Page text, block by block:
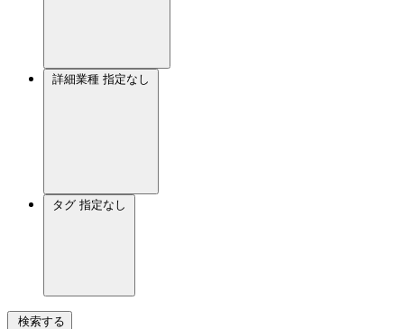
詳細業種 指定なし
タグ 指定なし
検索する